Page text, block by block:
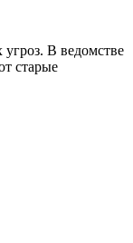
В ведомстве
старые